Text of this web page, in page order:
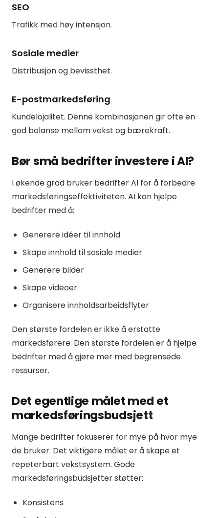
SEO
Trafikk med høy intensjon.
Sosiale medier
Distribusjon og bevissthet.
E-postmarkedsføring
Kundelojalitet. Denne kombinasjonen gir ofte en
god balanse mellom vekst og bærekraft.
Bør små bedrifter investere i AI?
I økende grad bruker bedrifter AI for å forbedre
markedsføringseffektiviteten. AI kan hjelpe
bedrifter med å:
Generere idéer til innhold
Skape innhold til sosiale medier
Generere bilder
Skape videoer
Organisere innholdsarbeidsflyter
Den største fordelen er ikke å erstatte
markedsførere. Den største fordelen er å hjelpe
bedrifter med å gjøre mer med begrensede
ressurser.
Det egentlige målet med et
markedsføringsbudsjett
Mange bedrifter fokuserer for mye på hvor mye
de bruker. Det viktigere målet er å skape et
repeterbart vekstsystem. Gode
markedsføringsbudsjetter støtter:
Konsistens